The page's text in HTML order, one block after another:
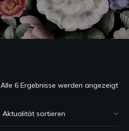
Alle 6 Ergebnisse werden angezeigt